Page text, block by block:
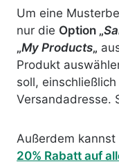
Um eine
nur die Option „
„My Products„
Produkt
soll,
Versandadresse.
Außerdem
20% Rabatt auf